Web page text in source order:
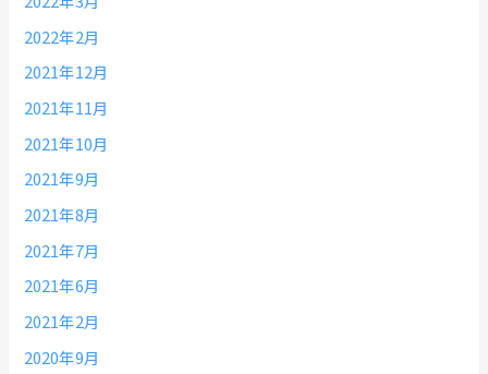
2022年2月
2021年12月
2021年11月
2021年10月
2021年9月
2021年8月
2021年7月
2021年6月
2021年2月
2020年9月